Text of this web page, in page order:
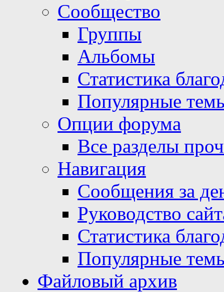
Сообщество
Группы
Альбомы
Статистика
Популярные
Опции форума
Все разделы
Навигация
Сообщения за
Руководство
Статистика
Популярные
Файловый архив